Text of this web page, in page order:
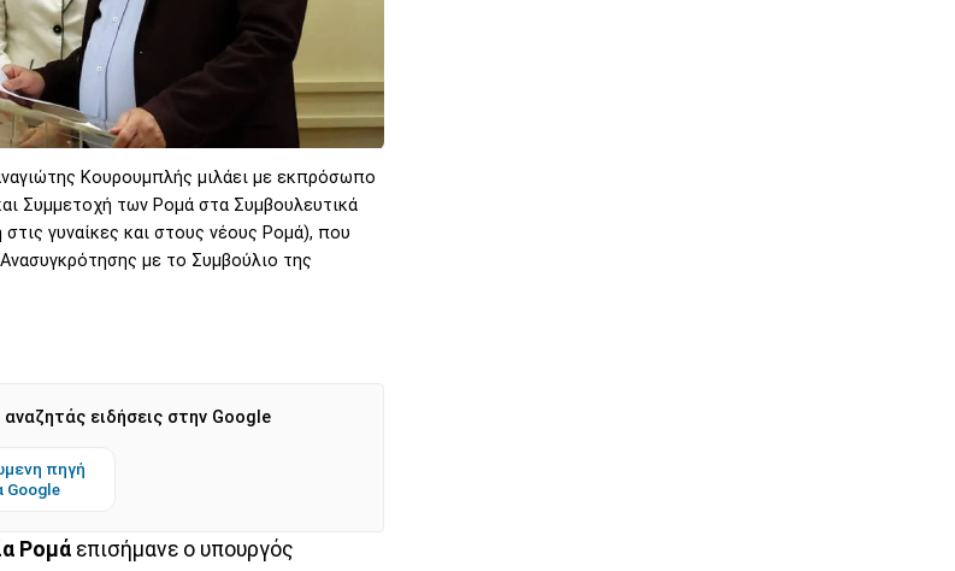
Κουρουμπλής μιλάει με εκπρόσωπο
Συμμετοχή των Ρομά στα Συμβουλευτικά
γυναίκες και στους νέους Ρομά), που
με το Συμβούλιο της
ειδήσεις στην Google
πηγή
Google
Ρομά επισήμανε ο υπουργός